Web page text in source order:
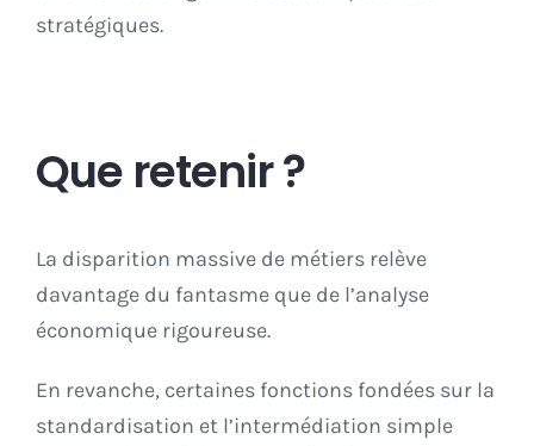
stratégiques.
Que retenir ?
La disparition massive de métiers relève
davantage du fantasme que de l’analyse
économique rigoureuse.
En revanche, certaines fonctions fondées sur la
standardisation et l’intermédiation simple